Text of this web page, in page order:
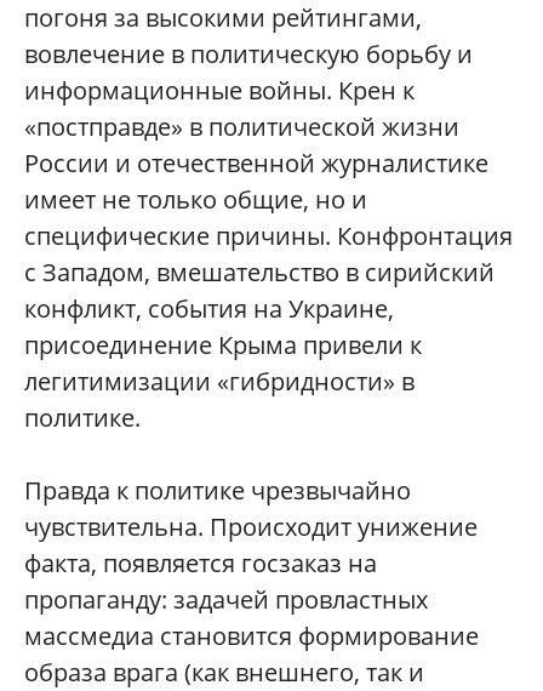
погоня за высокими рейтингами,
вовлечение в политическую борьбу и
информационные войны. Крен к
«постправде» в политической жизни
России и отечественной журналистике
имеет не только общие, но и
специфические причины. Конфронтация
с Западом, вмешательство в сирийский
конфликт, события на Украине,
присоединение Крыма привели к
легитимизации «гибридности» в
политике.
Правда к политике чрезвычайно
чувствительна. Происходит унижение
факта, появляется госзаказ на
пропаганду: задачей провластных
массмедиа становится формирование
образа врага (как внешнего, так и